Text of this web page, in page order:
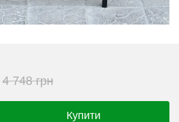
4 748 грн
Купити